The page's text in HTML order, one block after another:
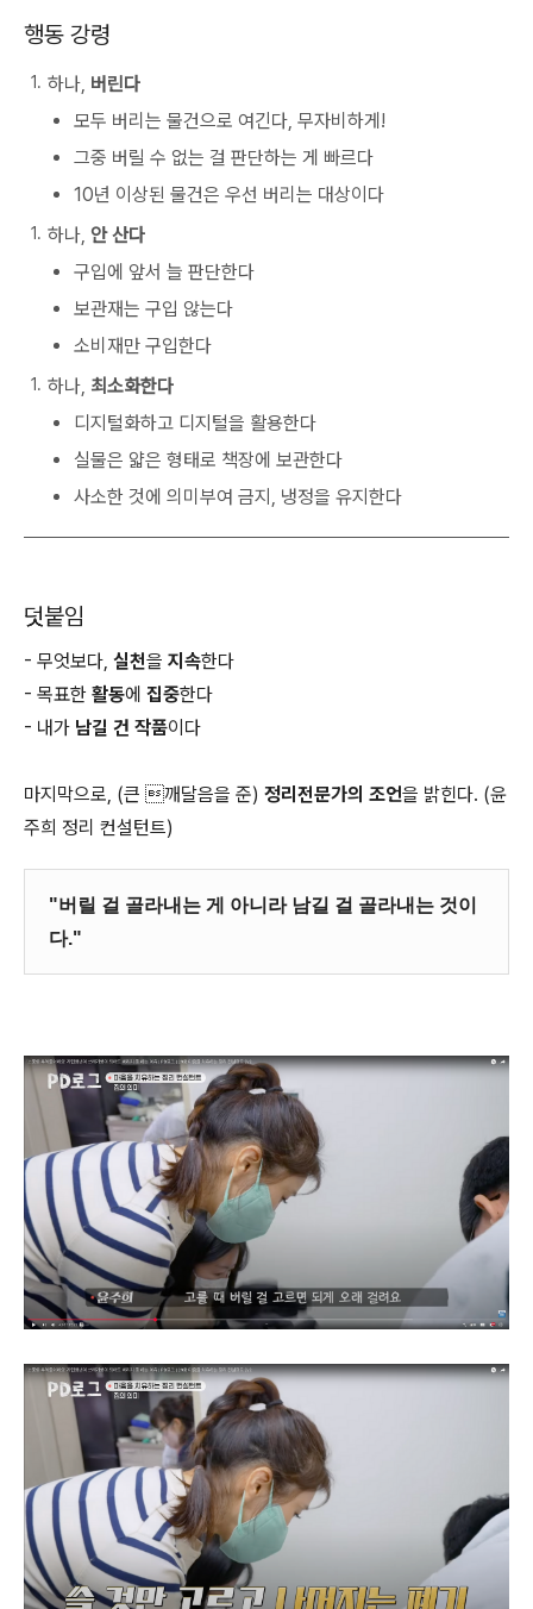
행동 강령
하나, 버린다
모두 버리는 물건으로 여긴다, 무자비하게!
그중 버릴 수 없는 걸 판단하는 게 빠르다
10년 이상된 물건은 우선 버리는 대상이다
하나, 안 산다
구입에 앞서 늘 판단한다
보관재는 구입 않는다
소비재만 구입한다
하나, 최소화한다
디지털화하고 디지털을 활용한다
실물은 얇은 형태로 책장에 보관한다
사소한 것에 의미부여 금지, 냉정을 유지한다
덧붙임
- 무엇보다, 실천을 지속한다
- 목표한 활동에 집중한다
- 내가 남길 건 작품이다
마지막으로, (큰 깨달음을 준) 정리전문가의 조언을 밝힌다. (윤
주희 정리 컨설턴트)
"버릴 걸 골라내는 게 아니라 남길 걸 골라내는 것이
다."